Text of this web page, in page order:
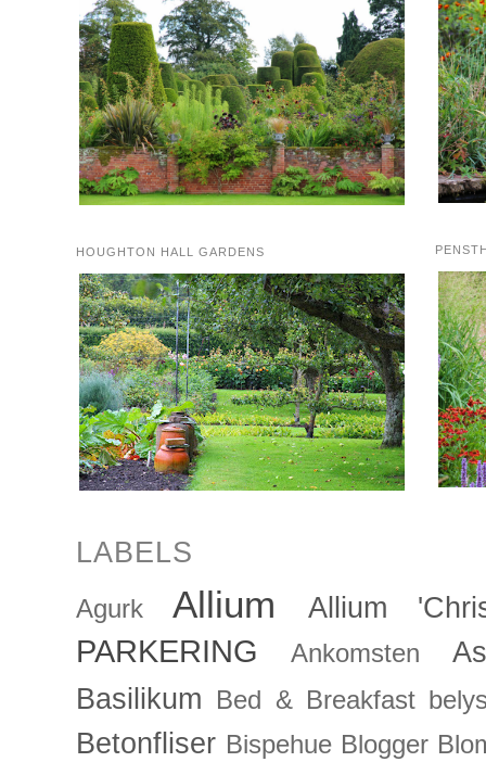
HOUGHTON HALL GARDENS
LABELS
Agurk Allium Allium
PARKERING Ankomsten
Basilikum
Bed & Breakfast
Betonfliser Bispehue Blogger